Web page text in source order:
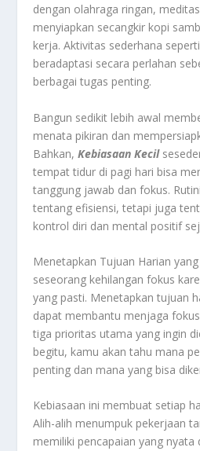
dengan olahraga ringan,
menyiapkan secangkir kopi
kerja. Aktivitas sederhana
beradaptasi secara perlahan
berbagai tugas penting.
Bangun sedikit lebih awal
menata pikiran dan
Bahkan,Kebiasaan Kecil
tempat tidur di pagi hari bisa
tanggung jawab dan fokus.
tentang efisiensi, tetapi juga
kontrol diri dan mental positif
Menetapkan Tujuan Harian yang
seseorang kehilangan fokus
yang pasti. Menetapkan tujuan
dapat membantu menjaga
tiga prioritas utama yang ingin
begitu, kamu akan tahu mana
penting dan mana yang bisa
Kebiasaan ini membuat setiap
Alih-alih menumpuk pekerjaan
memiliki pencapaian yang nyata